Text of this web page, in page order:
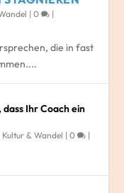
|0 |
die in fast
Ihr Coach ein
Kultur & Wandel |0 |